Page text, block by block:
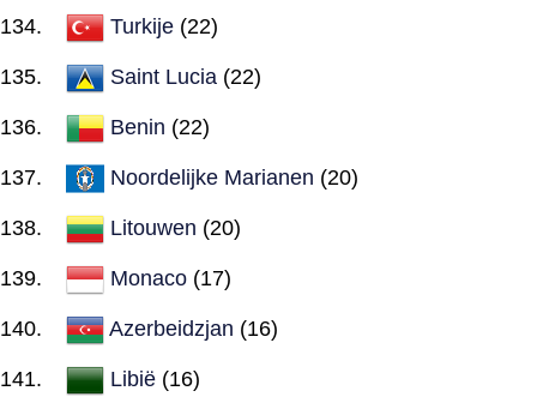
Turkije (22)
Saint Lucia (22)
Benin (22)
Noordelijke Marianen (20)
Litouwen (20)
Monaco (17)
Azerbeidzjan (16)
Libië (16)